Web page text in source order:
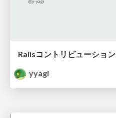
Railsコントリビューション
yyagi